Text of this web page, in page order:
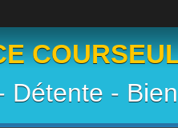
Détente -